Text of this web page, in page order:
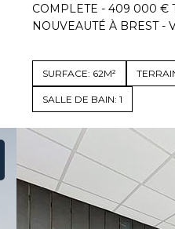
COMPLETE - 409 000 €
NOUVEAUTÉ À BREST -
SURFACE: 62M²
SALLE DE BAIN: 1